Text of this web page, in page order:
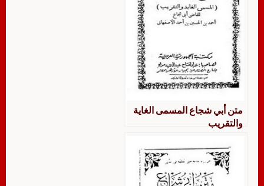
متن أبي شجاع المسمى الغاية
والتقريب